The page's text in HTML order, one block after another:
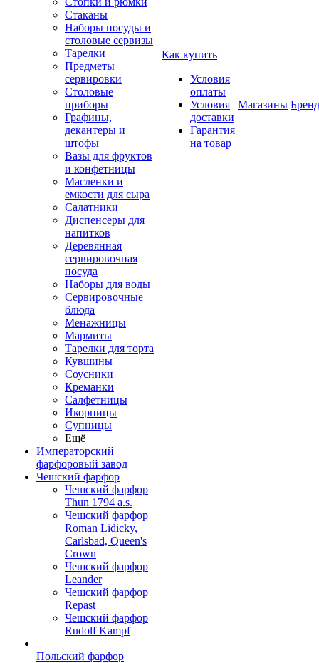
Стаканы
Наборы посуды и
столовые сервизы
Тарелки
Предметы
сервировки
Столовые
приборы
Графины,
декантеры и
штофы
Вазы для фруктов
и конфетницы
Масленки и
емкости для сыра
Салатники
Диспенсеры для
напитков
Деревянная
сервировочная
посуда
Наборы для воды
Сервировочные
блюда
Менажницы
Мармиты
Тарелки для торта
Кувшины
Соусники
Креманки
Салфетницы
Икорницы
Супницы
Ещё
Императорский
фарфоровый завод
Чешский фарфор
Чешский фарфор
Thun 1794 a.s.
Чешский фарфор
Roman Lidicky,
Carlsbad, Queen's
Crown
Чешский фарфор
Leander
Чешский фарфор
Repast
Чешский фарфор
Rudolf Kampf
Польский фарфор
Как купить
Условия
оплаты
Условия
доставки
Гарантия
на товар
Магазины